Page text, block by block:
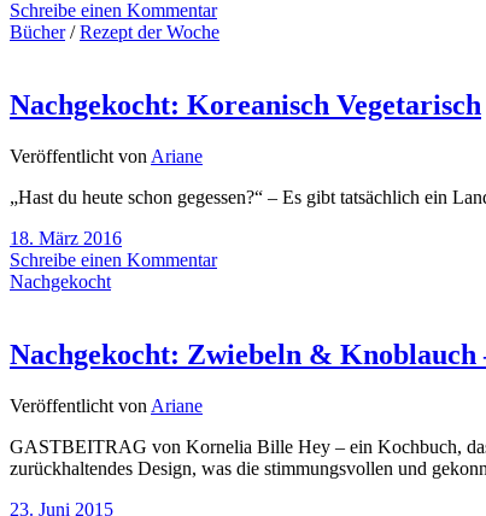
Schreibe einen Kommentar
Bücher/Rezept der Woche
Nachgekocht: Koreanisch Vegetarisch
Veröffentlicht von Ariane
„Hast du heute schon gegessen?“ – Es gibt tatsächlich ein
18. März 2016
Schreibe einen Kommentar
Nachgekocht
Nachgekocht: Zwiebeln &
Veröffentlicht von Ariane
GASTBEITRAG von Kornelia Bille Hey – ein Kochbuch,
zurückhaltendes Design, was die stimmungsvollen und
23. Juni 2015